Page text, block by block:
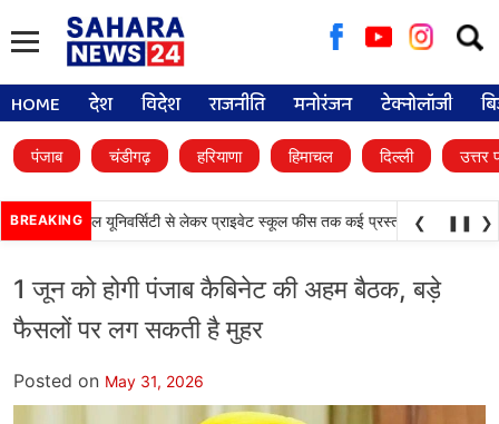
for:
HOME देश विदेश राजनीति मनोरंजन टेक्नोलॉजी
पंजाब चंडीगढ़ हरियाणा हिमाचल दिल्ली उत्तर
BREAKING
डिजिटल यूनिवर्सिटी से लेकर प्राइवेट स्कूल फीस तक कई प्रस्तावों को मंजूरी •
❮ ❚❚ ❯
1 जून को होगी पंजाब कैबिनेट की अहम बैठक, बड़े
फैसलों पर लग सकती है मुहर
Posted on May 31, 2026